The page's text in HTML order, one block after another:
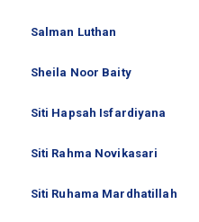
Salman Luthan
Sheila Noor Baity
Siti Hapsah Isfardiyana
Siti Rahma Novikasari
Siti Ruhama Mardhatillah